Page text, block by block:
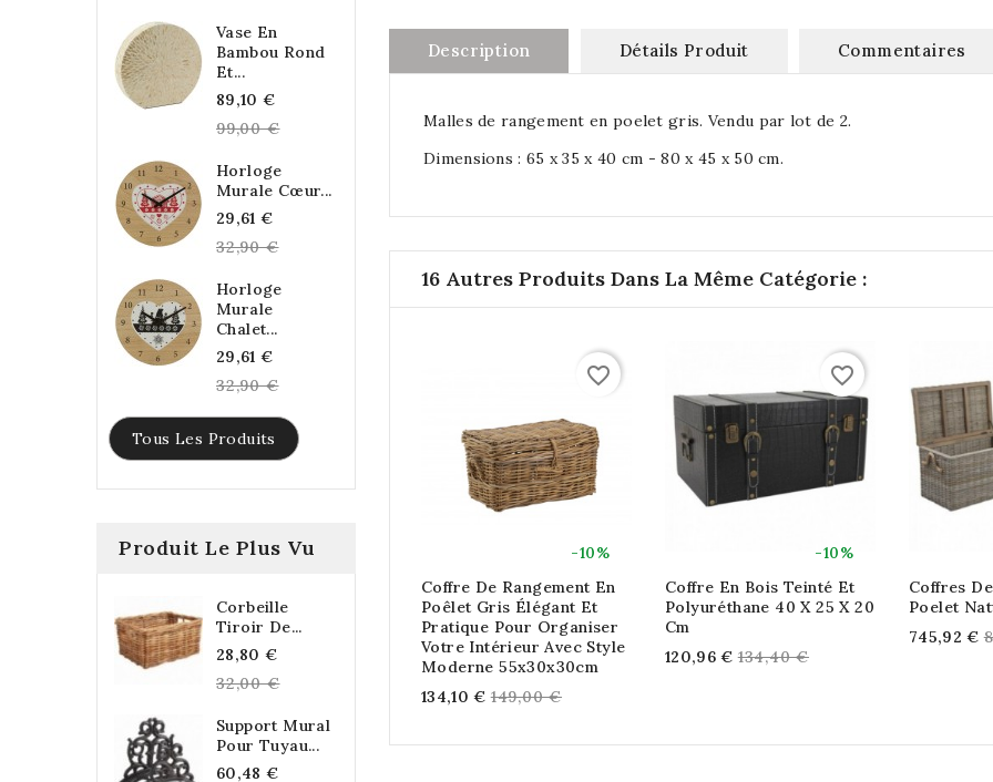
Vase En
Bambou Rond
Et...
89,10 €
price
99,00 €
Horloge
Murale Cœur...
29,61 €
price
32,90 €
Horloge
Murale
Chalet...
29,61 €
price
32,90 €
Tous Les Produits
Produit Le Plus Vu
Corbeille
Tiroir De...
28,80 €
price
32,00 €
Support Mural
Pour Tuyau...
60,48 €
Description Détails Produit Commentaires
Malles de rangement en poelet gris. Vendu par lot de 2.
Dimensions : 65 x 35 x 40 cm - 80 x 45 x 50 cm.
16 Autres Produits Dans La Même Catégorie :
-10%
favorite_border
Coffre De Rangement En
Poêlet Gris Élégant Et
Pratique Pour Organiser
Votre Intérieur Avec Style
Moderne 55x30x30cm
134,10 € Regular
149,00 €
-10%
favorite_border
Coffre En Bois Teinté Et
Polyuréthane 40 X 25 X 20
Cm
120,96 € Regular
134,40 €
Coffres
Poelet
745,92 €